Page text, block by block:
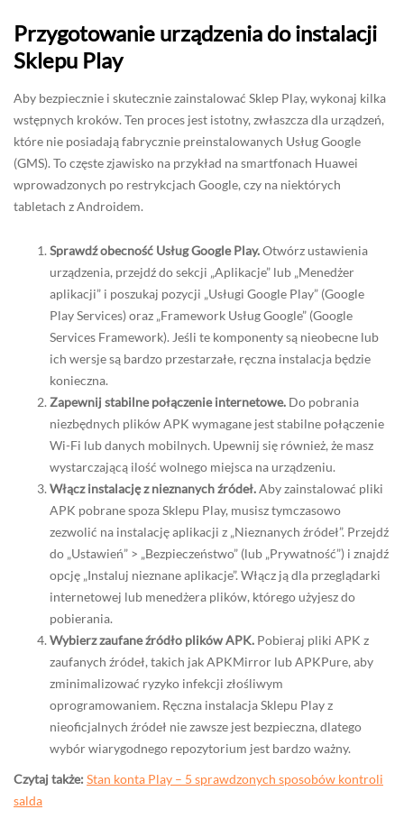
Przygotowanie urządzenia do instalacji
Sklepu Play
Aby bezpiecznie i skutecznie zainstalować Sklep Play, wykonaj kilka
wstępnych kroków. Ten proces jest istotny, zwłaszcza dla urządzeń,
które nie posiadają fabrycznie preinstalowanych Usług Google
(GMS). To częste zjawisko na przykład na smartfonach Huawei
wprowadzonych po restrykcjach Google, czy na niektórych
tabletach z Androidem.
Sprawdź obecność Usług Google Play.Otwórz ustawienia
urządzenia, przejdź do sekcji „Aplikacje” lub „Menedżer
aplikacji” i poszukaj pozycji „Usługi Google Play” (Google
Play Services) oraz „Framework Usług Google” (Google
Services Framework). Jeśli te komponenty są nieobecne lub
ich wersje są bardzo przestarzałe, ręczna instalacja będzie
konieczna.
Zapewnij stabilne połączenie internetowe. Do pobrania
niezbędnych plików APK wymagane jest stabilne połączenie
Wi-Fi lub danych mobilnych. Upewnij się również, że masz
wystarczającą ilość wolnego miejsca na urządzeniu.
Włącz instalację z nieznanych źródeł.Aby zainstalować pliki
APK pobrane spoza Sklepu Play, musisz tymczasowo
zezwolić na instalację aplikacji z „Nieznanych źródeł”. Przejdź
do „Ustawień” > „Bezpieczeństwo” (lub „Prywatność”) i znajdź
opcję „Instaluj nieznane aplikacje”. Włącz ją dla przeglądarki
internetowej lub menedżera plików, którego użyjesz do
pobierania.
Wybierz zaufane źródło plików APK. Pobieraj pliki APK z
zaufanych źródeł, takich jak APKMirror lub APKPure, aby
zminimalizować ryzyko infekcji złośliwym
oprogramowaniem. Ręczna instalacja Sklepu Play z
nieoficjalnych źródeł nie zawsze jest bezpieczna, dlatego
wybór wiarygodnego repozytorium jest bardzo ważny.
Czytaj także: Stan konta Play – 5 sprawdzonych sposobów kontroli
salda